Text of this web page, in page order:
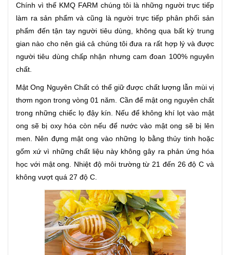
Chính vì thế KMQ FARM chúng tôi là những người trực tiếp
làm ra sản phẩm và cũng là người trực tiếp phân phối sản
phẩm đến tận tay người tiêu dùng, không qua bất kỳ trung
gian nào cho nên giá cả chúng tôi đưa ra rất hợp lý và được
người tiêu dùng chấp nhận nhưng cam đoan 100% nguyên
chất.
Mật Ong Nguyên Chất có thể giữ được chất lượng lẫn mùi vị
thơm ngon trong vòng 01 năm. Cần để mật ong nguyên chất
trong những chiếc lọ đậy kín. Nếu để không khí lọt vào mật
ong sẽ bị oxy hóa còn nếu để nước vào mật ong sẽ bị lên
men. Nên đựng mật ong vào những lọ bằng thủy tinh hoặc
gốm xứ vì những chất liệu này không gây ra phản ứng hóa
học với mật ong. Nhiệt độ môi trường từ 21 đến 26 độ C và
không vượt quá 27 độ C.